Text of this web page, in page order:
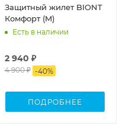
Защитный жилет BIONT
Комфорт (M)
Есть в наличии
2 940 ₽
4 900 ₽ -40%
ПОДРОБНЕЕ